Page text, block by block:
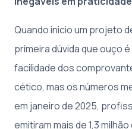
Quando inicio um projeto
primeira dúvida que ouço
facilidade dos
cético, mas os números
em janeiro de 2025,
emitiram mais de 1,3